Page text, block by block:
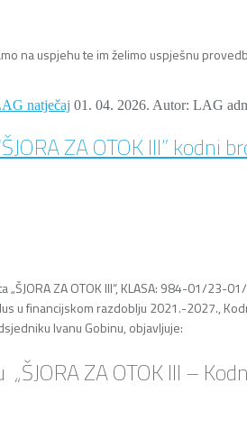
na uspjehu te im želimo uspješnu
natječaj 01. 04. 2026. Autor: LAG
ZA OTOK III” kodni
ZA OTOK III“, KLASA: 984-01/
financijskom razdoblju 2021.-2027.,
Ivanu Gobinu, objavljuje:
ZA OTOK III –